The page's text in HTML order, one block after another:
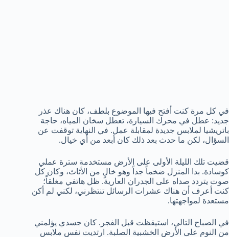
في كل مرة كنت أفتح فيها الموضوع بلطف، كان هناك عذر
جديد: عطل في محرك السيارة، تعطل سخان المياه، حاجة
باتريشيا لملابس جديدة لمقابلة عمل. في النهاية توقفت عن
السؤال، لكن ما حدث بعد ذلك كان أبعد من أي خيال.
قضيت تلك الليلة الأولى على الأرض مستخدمة سترة عملي
كوسادة. بدا المنزل ضخماً جداً وهو خالٍ من الأثاث، وكان كل
صوت يتردد صداه على الجدران العارية. ظل هاتفي مغلقاً؛
كنت أعرف أن هناك عشرات الرسائل تنتظرني، لكني لم أكن
مستعدة لمواجهتها.
في الصباح التالي، استيقظت قبل الفجر. كان جسدي يؤلمني
من النوم على الأرض الخشبية الصلبة. ارتديت نفس ملابس